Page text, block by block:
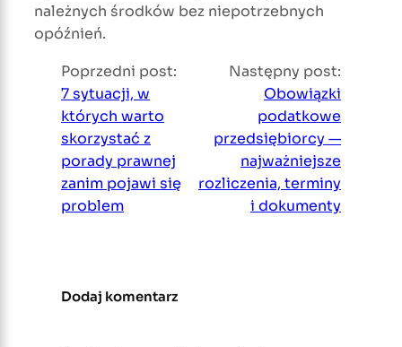
należnych środków bez niepotrzebnych
opóźnień.
Poprzedni post:
7 sytuacji, w
których warto
skorzystać z
porady prawnej
zanim pojawi się
problem
Następny post:
Obowiązki
podatkowe
przedsiębiorcy —
najważniejsze
rozliczenia, terminy
i dokumenty
Dodaj komentarz